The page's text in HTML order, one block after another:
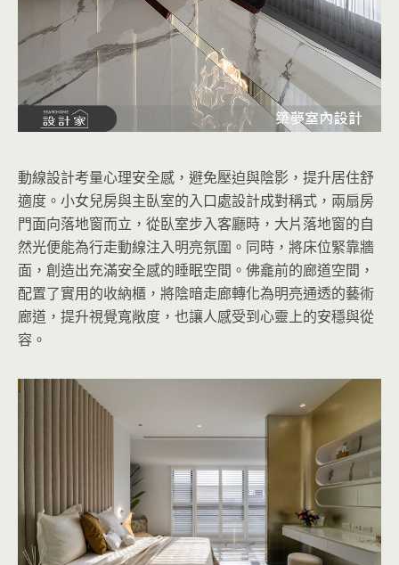
動線設計考量心理安全感，避免壓迫與陰影，提升居住舒
適度。小女兒房與主臥室的入口處設計成對稱式，兩扇房
門面向落地窗而立，從臥室步入客廳時，大片落地窗的自
然光便能為行走動線注入明亮氛圍。同時，將床位緊靠牆
面，創造出充滿安全感的睡眠空間。佛龕前的廊道空間，
配置了實用的收納櫃，將陰暗走廊轉化為明亮通透的藝術
廊道，提升視覺寬敞度，也讓人感受到心靈上的安穩與從
容。